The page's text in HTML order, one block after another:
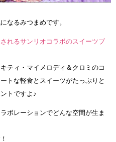
なるみつまめです。
れるサンリオコラボのスイーツブ
ティ・マイメロディ＆クロミのコ
トな軽食とスイーツがたっぷりと
トですよ♪
ボレーションでどんな空間が生ま